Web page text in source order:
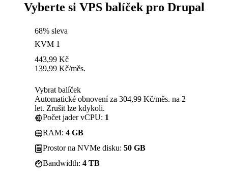
Vyberte si VPS balíček pro Drupal
68% sleva
KVM 1
443,99 Kč
139,99 Kč/měs.
Vybrat balíček
Automatické obnovení za 304,99 Kč/měs. na 2
let. Zrušit lze kdykoli.
Počet jader vCPU: 1
RAM: 4 GB
Prostor na NVMe disku: 50 GB
Bandwidth: 4 TB